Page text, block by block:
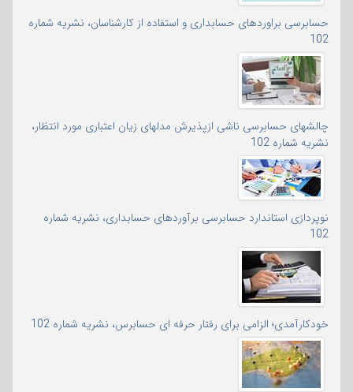
حسابرسی براوردهای حسابداری و استفاده از کارشناسان، نشریه شماره
102
چالشهای حسابرسی ناشی ازپذیرش مدلهای زیان اعتباری مورد انتظار،
نشریه شماره 102
نوپردازی استاندارد حسابرسی برآوردهای حسابداری، نشریه شماره
102
خودکارآمدی؛ الزامی برای رفتار حرفه ای حسابرس، نشریه شماره 102